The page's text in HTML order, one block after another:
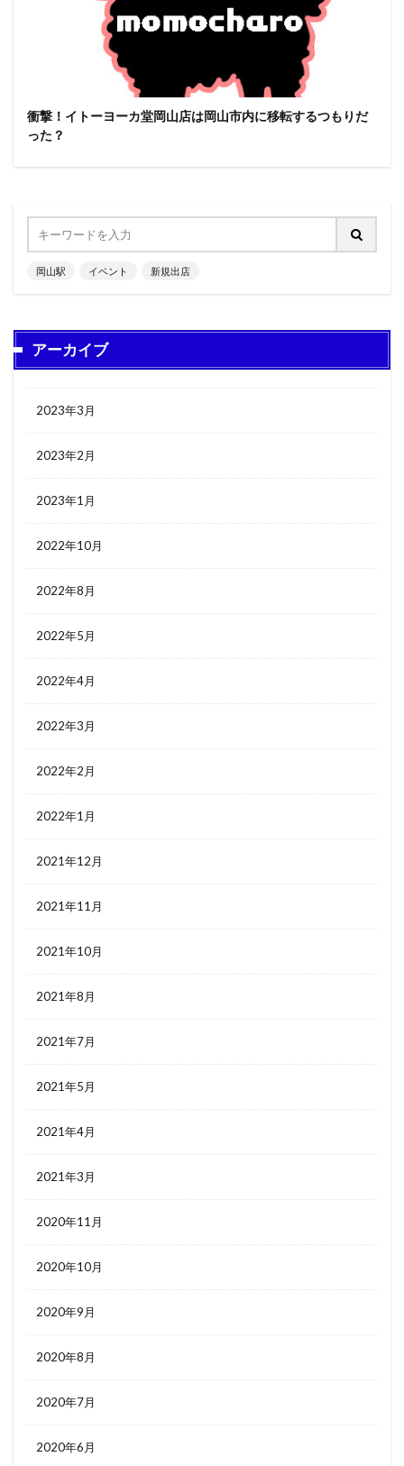
衝撃！イトーヨーカ堂岡山店は岡山市内に移転するつもりだ
った？
岡山駅 イベント 新規出店
アーカイブ
2023年3月
2023年2月
2023年1月
2022年10月
2022年8月
2022年5月
2022年4月
2022年3月
2022年2月
2022年1月
2021年12月
2021年11月
2021年10月
2021年8月
2021年7月
2021年5月
2021年4月
2021年3月
2020年11月
2020年10月
2020年9月
2020年8月
2020年7月
2020年6月